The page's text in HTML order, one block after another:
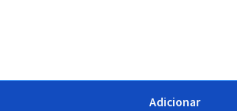
Adicionar